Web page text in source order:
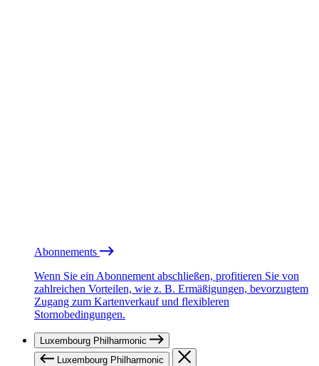
Abonnements
Wenn Sie ein Abonnement abschließen, profitieren Sie von
zahlreichen Vorteilen, wie z. B. Ermäßigungen, bevorzugtem
Zugang zum Kartenverkauf und flexibleren
Stornobedingungen.
Luxembourg Philharmonic
Luxembourg Philharmonic